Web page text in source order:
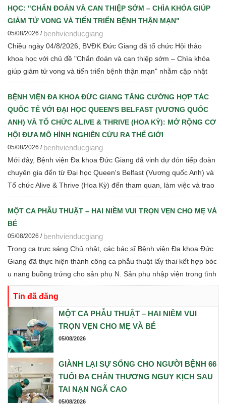
HỌC: "CHẨN ĐOÁN VÀ CAN THIỆP SỚM – CHÌA KHÓA GIÚP
GIẢM TỬ VONG VÀ TIẾN TRIỂN BỆNH THẬN MẠN"
05/08/2026 / benhvienducgiang
Chiều ngày 04/8/2026, BVĐK Đức Giang đã tổ chức Hội thảo
khoa học với chủ đề "Chẩn đoán và can thiệp sớm – Chìa khóa
giúp giảm tử vong và tiến triển bệnh thận mạn" nhằm cập nhật
những tiến bộ mới trong chẩn đoán, điều trị và quản lý bệnh thận
mạn cho đội ngũ cán bộ y tế.
BỆNH VIỆN ĐA KHOA ĐỨC GIANG TĂNG CƯỜNG HỢP TÁC
QUỐC TẾ VỚI ĐẠI HỌC QUEEN'S BELFAST (VƯƠNG QUỐC
ANH) VÀ TỔ CHỨC ALIVE & THRIVE (HOA KỲ): MỞ RỘNG CƠ
HỘI ĐƯA MÔ HÌNH NGHIÊN CỨU RA THẾ GIỚI
05/08/2026 / benhvienducgiang
Mới đây, Bệnh viện Đa khoa Đức Giang đã vinh dự đón tiếp đoàn
chuyên gia đến từ Đại học Queen's Belfast (Vương quốc Anh) và
Tổ chức Alive & Thrive (Hoa Kỳ) đến tham quan, làm việc và trao
đổi chuyên môn về dinh dưỡng bà mẹ - trẻ em, phát triển Ngân
hàng sữa mẹ, vi sinh, phân tích y sinh, đồng thời thảo luận các
định hướng hợp tác nghiên cứu khoa học và chuyển giao tri thức
trong thời gian tới.
MỘT CA PHẪU THUẬT – HAI NIỀM VUI TRỌN VẸN CHO MẸ VÀ
BÉ
05/08/2026 / benhvienducgiang
Trong ca trực sáng Chủ nhật, các bác sĩ Bệnh viện Đa khoa Đức
Giang đã thực hiện thành công ca phẫu thuật lấy thai kết hợp bóc
u nang buồng trứng cho sản phụ N. Sản phụ nhập viện trong tình
trạng chuyển dạ con so, ngôi ngược, kèm theo khối u nang buồng
trứng phải. Trước những yếu tố nguy cơ, ê-kíp Khoa Sản và Khoa
Gây mê Hồi sức đã phối hợp chặt chẽ, xây dựng phương án phẫu
thuật tối ưu nhằm đảm bảo an toàn cao nhất cho cả mẹ và bé.
Tin đã đăng
MỘT CA PHẪU THUẬT – HAI NIỀM VUI
TRỌN VẸN CHO MẸ VÀ BÉ
05/08/2026
GIÀNH LẠI SỰ SỐNG CHO NGƯỜI BỆNH 66
TUỔI ĐA CHẤN THƯƠNG NGUY KỊCH SAU
TAI NẠN NGÃ CAO
05/08/2026